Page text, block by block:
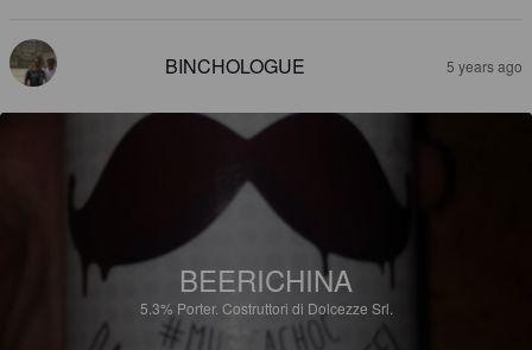
BINCHOLOGUE 5 years ago
BEERICHINA
5.3% Porter. Costruttori di Dolcezze Srl.